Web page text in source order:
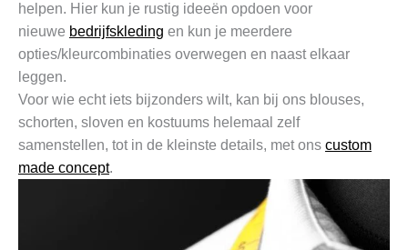
helpen. Hier kun je rustig ideeën opdoen voor
nieuwe bedrijfskleding en kun je meerdere
opties/kleurcombinaties overwegen en naast elkaar
leggen.
Voor wie echt iets bijzonders wilt, kan bij ons blouses,
schorten, sloven en kostuums helemaal zelf
samenstellen, tot in de kleinste details, met ons custom
made concept.